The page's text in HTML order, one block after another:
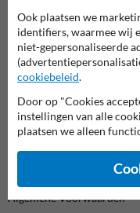
info@trafficsupply.nl
Alle contactgegevens
Informatie
Product(en) retourneren
Cookie / Privacy
Sitemap
Algemene Voorwaarden
Ook plaatsen we
identifiers, waarmee wij
niet-gepersonaliseerde
cookiebeleid.
Door op "Cookies
instellingen van alle
plaatsen we alleen